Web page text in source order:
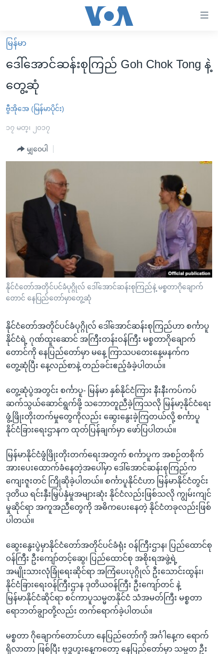
လွယ်ကူ
စေ
Link
များ
ပင်မ
စာမျက်နှာ
သို့
ကြည့်
ရန်
ရန်
နေရာ
သို့
ကျော်
မူလစာမျက်နှာ
မြန်မာ
ကမ္ဘာ့သတင်းများ
နိုင်ငံတကာ
အစ္စရေး-ပါလက်စတိုင်း
ဗွီဒီယို
အင်္ဂလိပ်စာလေ့လာမယ်
အမေရိကန်သုံးအီဒီယံ
မကြေးမုံရဲ့ အင်္ဂလိပ်စာ
ရုပ်ရှင်ထဲက အင်္ဂလိပ်စာ
သုတပဒေသာ အင်္ဂလိပ်စာ
အပတ်စဉ်ကဏ္ဍများ
တီဗွီ
ရေဒီယိုနှင့်ရုပ်သံ အချက်အလက်များ
ရေဒီယို/တီဗွီအစီအစဉ်
Learning English
ဗွီအိုအေ လူမှုကွန်ယက်များ
မြန်မာ
ဒေါ်အောင်ဆန်းစုကြည် Goh Chok Tong နဲ့
တွေ့ဆုံ
ဗွီအိုအေ (မြန်မာပိုင်း)
၁၇ မတ္၊ ၂၀၁၇
မျှဝေပါ
နိုင်ငံတော်အတိုင်ပင်ခံပုဂ္ဂိုလ် ဒေါ်အောင်ဆန်းစုကြည်နဲ့ မစ္စတာဂိုချောက်
တောင် နေပြည်တော်မှာတွေ့ဆုံ
နိုင်ငံတော်အတိုင်ပင်ခံပုဂ္ဂိုလ် ဒေါ်အောင်ဆန်းစုကြည်ဟာ စင်္ကာပူ
နိုင်ငံရဲ့ ဂုဏ်ထူးဆောင် အကြီးတန်းဝန်ကြီး မစ္စတာဂိုချောက်
တောင်ကို နေပြည်တော်မှာ မနေ့ ကြာသပတေးနေ့မနက်က
တွေ့ဆုံပြီး နေ့လည်စာနဲ့ တည်ခင်းဧည့်ခံခဲ့ပါတယ်။
တွေ့ဆုံပွဲအတွင်း စင်္ကာပူ- မြန်မာ နှစ်နိုင်ငံကြား နီးနီးကပ်ကပ်
ဆက်သွယ်ဆောင်ရွက်ဖို့ သဘောတူညီခဲ့ကြသလို မြန်မာ့နိုင်ငံရေး
ဖွံ့ဖြိုးတိုးတက်မှုတွေကိုလည်း ဆွေးနွေးခဲ့ကြတယ်လို့ စင်္ကာပူ
နိုင်ငံခြားရေးဌာနက ထုတ်ပြန်ချက်မှာ ဖော်ပြပါတယ်။
မြန်မာနိုင်ငံဖွံဖြိုးတိုးတက်ရေးအတွက် စင်္ကာပူက အစဉ်တစိုက်
အားပေးထောက်ခံနေတဲ့အပေါ်မှာ ဒေါ်အောင်ဆန်းစုကြည်က
ကျေးဇူးတင် ကြိုဆိုခဲ့ပါတယ်။ စင်္ကာပူနိုင်ငံဟာ မြန်မာနိုင်ငံတွင်း
ဒုတိယ ရင်းနှီးမြှပ်နှံမှုအများဆုံး နိုင်ငံလည်းဖြစ်သလို ကျွမ်းကျင်
မှုဆိုင်ရာ အကူအညီတွေကို အဓိကပေးနေတဲ့ နိုင်ငံတခုလည်းဖြစ်
ပါတယ်။
ဆွေးနွေးပွဲမှာနိုင်ငံတော်အတိုင်ပင်ခံရုံး ဝန်ကြီးဌာန၊ ပြည်ထောင်စု
ဝန်ကြီး ဦးကျော်တင့်ဆွေ၊ ပြည်ထောင်စု အစိုးရအဖွဲ့ရဲ့
အမျိုးသားလုံခြုံရေးဆိုင်ရာ အကြံပေးပုဂ္ဂိုလ် ဦးသောင်းထွန်း၊
နိုင်ငံခြားရေးဝန်ကြီးဌာန ဒုတိယဝန်ကြီး ဦးကျော်တင် နဲ့
မြန်မာနိုင်ငံဆိုင်ရာ စင်ကာပူသမ္မတနိုင်ငံ သံအမတ်ကြီး မစ္စတာ
ရောဘတ်ချွာတို့လည်း တက်ရောက်ခဲ့ပါတယ်။
မစ္စတာ ဂိုချောက်တောင်ဟာ နေပြည်တော်ကို အင်္ဂါနေ့က ရောက်
ရှိလာတာ ဖြစ်ပြီး ဗုဒ္ဓဟူးနေ့ကတော့ နေပြည်တော်မှာ သမ္မတ ဦး